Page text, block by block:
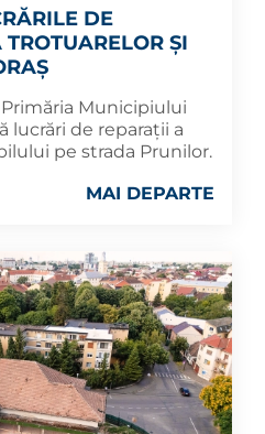
DE
ȘI
Municipiului
lucrări de reparații a
pe strada Prunilor.
MAI DEPARTE